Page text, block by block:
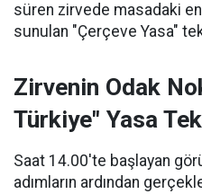
süren zirvede masadaki
sunulan "Çerçeve Yasa"
Zirvenin Odak
Türkiye" Yasa
Saat 14.00'te başlayan
adımların ardından